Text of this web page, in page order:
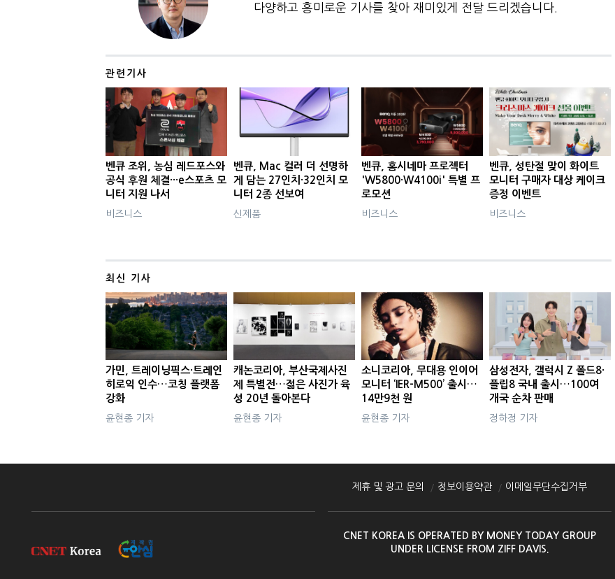
다양하고 흥미로운 기사를 찾아 재미있게 전달 드리겠습니다.
관련기사
벤큐 조위, 농심 레드포스와
공식 후원 체결···e스포츠 모
니터 지원 나서
비즈니스
벤큐, Mac 컬러 더 선명하
게 담는 27인치·32인치 모
니터 2종 선보여
신제품
벤큐, 홈시네마 프로젝터
'W5800·W4100i' 특별 프
로모션
비즈니스
벤큐, 성탄절 맞이 화이트
모니터 구매자 대상 케이크
증정 이벤트
비즈니스
최신 기사
가민, 트레이닝픽스·트레인
히로익 인수…코칭 플랫폼
강화
윤현종 기자
캐논코리아, 부산국제사진
제 특별전…젊은 사진가 육
성 20년 돌아본다
윤현종 기자
소니코리아, 무대용 인이어
모니터 ‘IER-M500’ 출시…
14만9천 원
윤현종 기자
삼성전자, 갤럭시 Z 폴드8·
플립8 국내 출시…100여
개국 순차 판매
정하정 기자
제휴 및 광고 문의 정보이용약관 이메일무단수집거부
CNET KOREA IS OPERATED BY MONEY TODAY GROUP
UNDER LICENSE FROM ZIFF DAVIS.